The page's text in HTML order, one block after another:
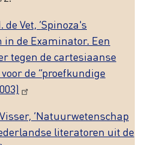
de Vet, ‘Spinoza's
in de Examinator. Een
tegen de cartesiaanse
de “proefkundige
Visser, ‘Natuurwetenschap
literatoren uit de